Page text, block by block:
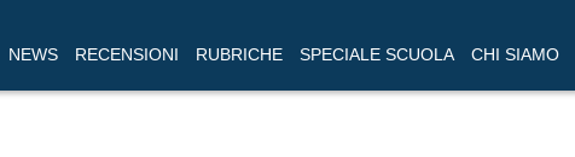
NEWS RECENSIONI RUBRICHE SPECIALE SCUOLA CHI SIAMO